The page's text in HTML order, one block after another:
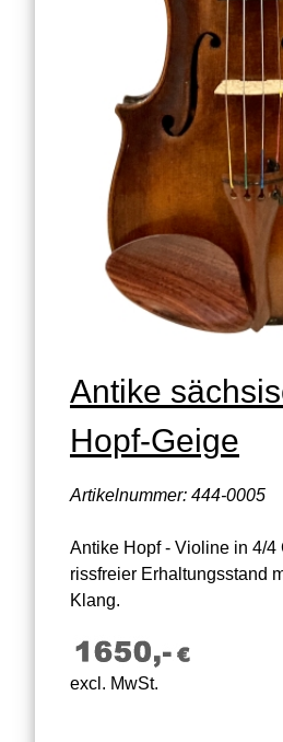
Antike
Hopf-Geige
Artikelnummer: 444-0005
Antike Hopf - Violine in 4/4
rissfreier Erhaltungsstand
Klang.
excl. MwSt.